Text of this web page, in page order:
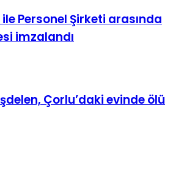
Personel Şirketi arasında
imzalandı
Çorlu’daki evinde ölü